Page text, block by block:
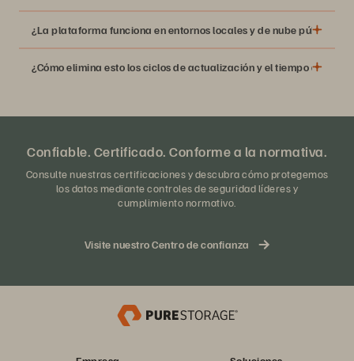
¿La plataforma funciona en entornos locales y de nube pública?
¿Cómo elimina esto los ciclos de actualización y el tiempo de
Confiable. Certificado. Conforme a la normativa.
Consulte nuestras certificaciones y descubra cómo protegemos
los datos mediante controles de seguridad líderes y
cumplimiento normativo.
Visite nuestro Centro de confianza